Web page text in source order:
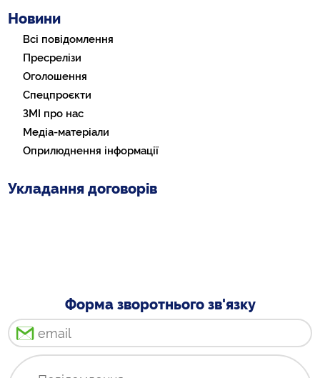
Новини
Всі повідомлення
Пресрелізи
Оголошення
Спецпроєкти
ЗМІ про нас
Медіа-матеріали
Оприлюднення інформації
Укладання договорів
Форма зворотнього зв'язку